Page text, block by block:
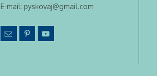
E-mail: pyskovaj@gmail.com